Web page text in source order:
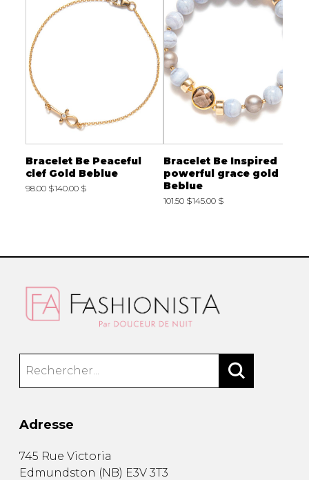
Bracelet Be Peaceful
clef Gold Beblue
98.00 $140.00 $
Bracelet Be Inspired
powerful grace gold
Beblue
101.50 $145.00 $
Adresse
745 Rue Victoria
Edmundston (NB) E3V 3T3